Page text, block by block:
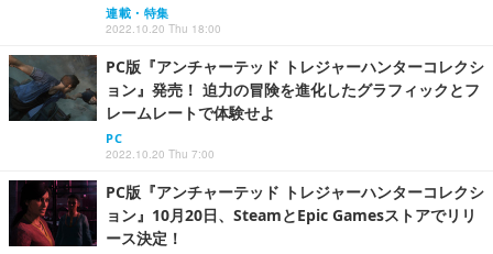
連載・特集
2022.10.20 Thu 18:00
PC版『アンチャーテッド トレジャーハンターコレクシ
ョン』発売！ 迫力の冒険を進化したグラフィックとフ
レームレートで体験せよ
PC
2022.10.20 Thu 7:00
PC版『アンチャーテッド トレジャーハンターコレクシ
ョン』10月20日、SteamとEpic Gamesストアでリリ
ース決定！